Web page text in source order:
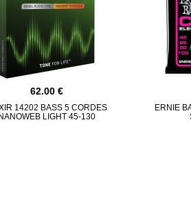
62.00
14202 BASS 5 CORDES
LIGHT 45-130
ERNIE